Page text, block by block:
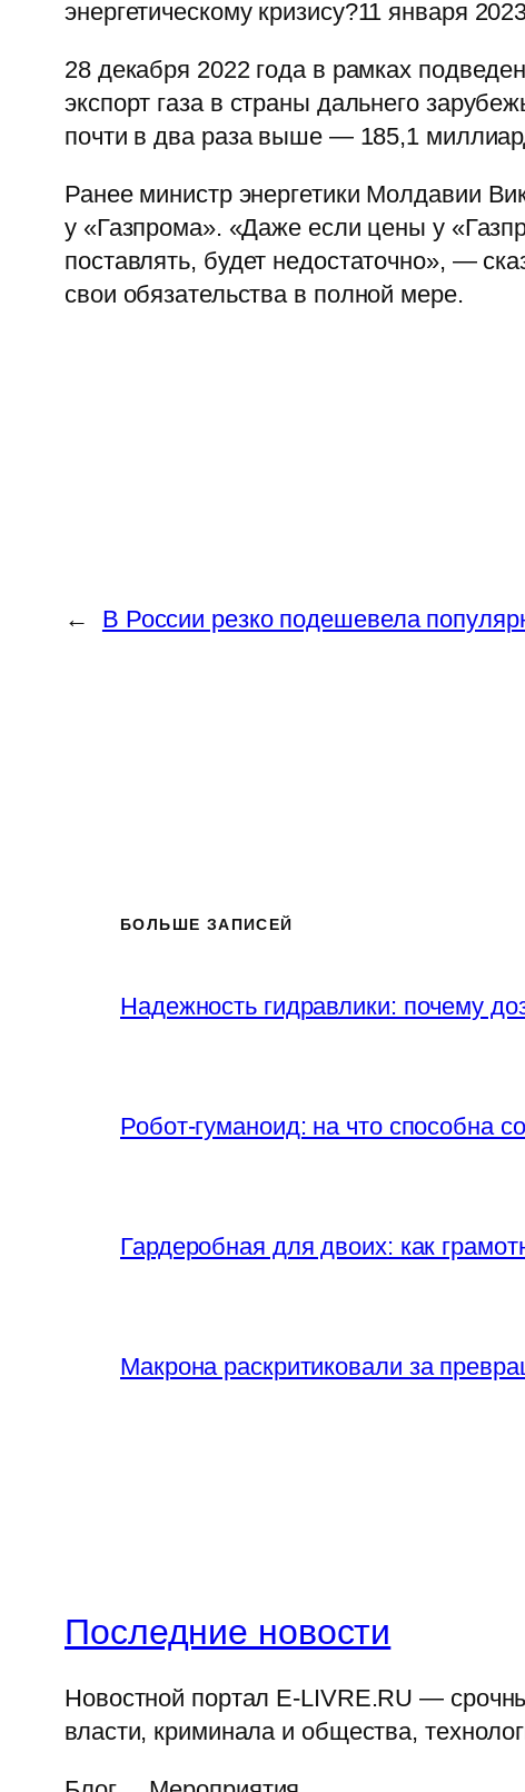
энергетическому кризису?11 января
28 декабря 2022 года в рамках
экспорт газа в страны дальнего
почти в два раза выше — 185,1
Ранее министр энергетики Молдавии
у «Газпрома». «Даже если цены у
поставлять, будет недостаточно», —
свои обязательства в полной мере.
← В России резко подешевела
БОЛЬШЕ ЗАПИСЕЙ
Надежность гидравлики: почему
Робот-гуманоид: на что способна
Гардеробная для двоих: как
Макрона раскритиковали за
Последние новости
Новостной портал E-LIVRE.RU —
власти, криминала и общества,